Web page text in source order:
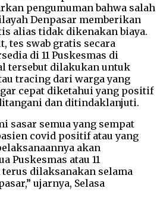
pengumuman bahwa salah
Denpasar memberikan
alias tidak dikenakan biaya.
tes swab gratis secara
di 11 Puskesmas di
tersebut dilakukan untuk
tracing dari warga yang
cepat diketahui yang positif
dan ditindaklanjuti.
sasar semua yang sempat
covid positif atau yang
akan
Puskesmas atau 11
dilaksanakan selama
ujarnya, Selasa